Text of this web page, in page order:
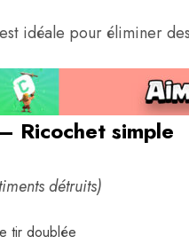
idéale pour éliminer
Ricochet simple
détruits)
tir doublée